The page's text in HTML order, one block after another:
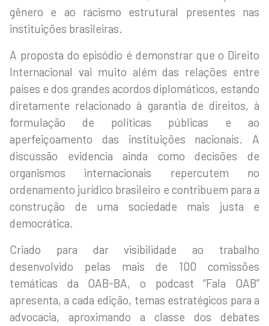
gênero e ao racismo estrutural presentes nas
instituições brasileiras.
A proposta do episódio é demonstrar que o Direito
Internacional vai muito além das relações entre
países e dos grandes acordos diplomáticos, estando
diretamente relacionado à garantia de direitos, à
formulação de políticas públicas e ao
aperfeiçoamento das instituições nacionais. A
discussão evidencia ainda como decisões de
organismos internacionais repercutem no
ordenamento jurídico brasileiro e contribuem para a
construção de uma sociedade mais justa e
democrática.
Criado para dar visibilidade ao trabalho
desenvolvido pelas mais de 100 comissões
temáticas da OAB-BA, o podcast “Fala OAB”
apresenta, a cada edição, temas estratégicos para a
advocacia, aproximando a classe dos debates